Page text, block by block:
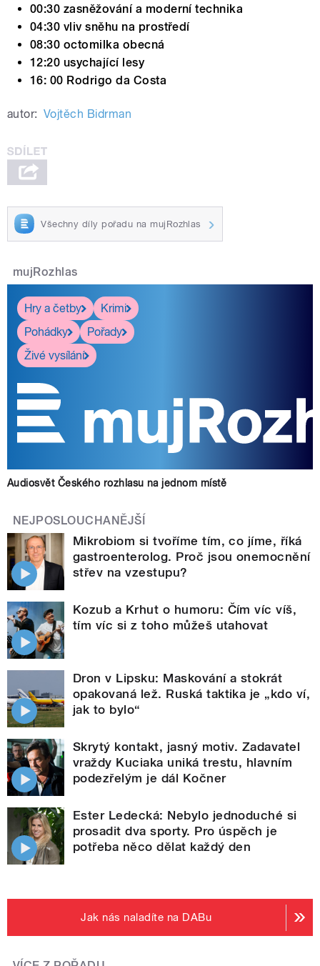
00:30 zasněžování a moderní technika
04:30 vliv sněhu na prostředí
08:30 octomilka obecná
12:20 usychající lesy
16: 00 Rodrigo da Costa
autor: Vojtěch Bidrman
Všechny díly pořadu na mujRozhlas
mujRozhlas
Hry a četby
Krimi
Pohádky
Pořady
Živé vysílání
Audiosvět Českého rozhlasu na jednom místě
NEJPOSLOUCHANĚJŠÍ
Mikrobiom si tvoříme tím, co jíme, říká
gastroenterolog. Proč jsou onemocnění
střev na vzestupu?
Kozub a Krhut o humoru: Čím víc víš,
tím víc si z toho můžeš utahovat
Dron v Lipsku: Maskování a stokrát
opakovaná lež. Ruská taktika je „kdo ví,
jak to bylo“
Skrytý kontakt, jasný motiv. Zadavatel
vraždy Kuciaka uniká trestu, hlavním
podezřelým je dál Kočner
Ester Ledecká: Nebylo jednoduché si
prosadit dva sporty. Pro úspěch je
potřeba něco dělat každý den
Jak nás naladíte na DABu